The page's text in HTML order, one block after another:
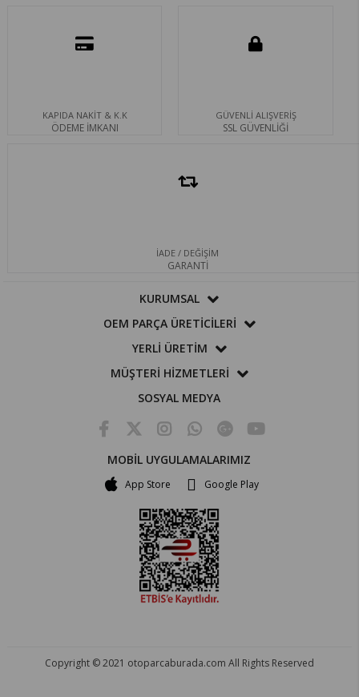
KAPIDA NAKİT & K.K
ÖDEME İMKANI
GÜVENLİ ALIŞVERİŞ
SSL GÜVENLİĞİ
İADE / DEĞİŞİM
GARANTİ
KURUMSAL
OEM PARÇA ÜRETİCİLERİ
YERLİ ÜRETİM
MÜŞTERİ HİZMETLERİ
SOSYAL MEDYA
MOBİL UYGULAMALARIMIZ
App Store Google Play
Copyright © 2021 otoparcaburada.com All Rights Reserved